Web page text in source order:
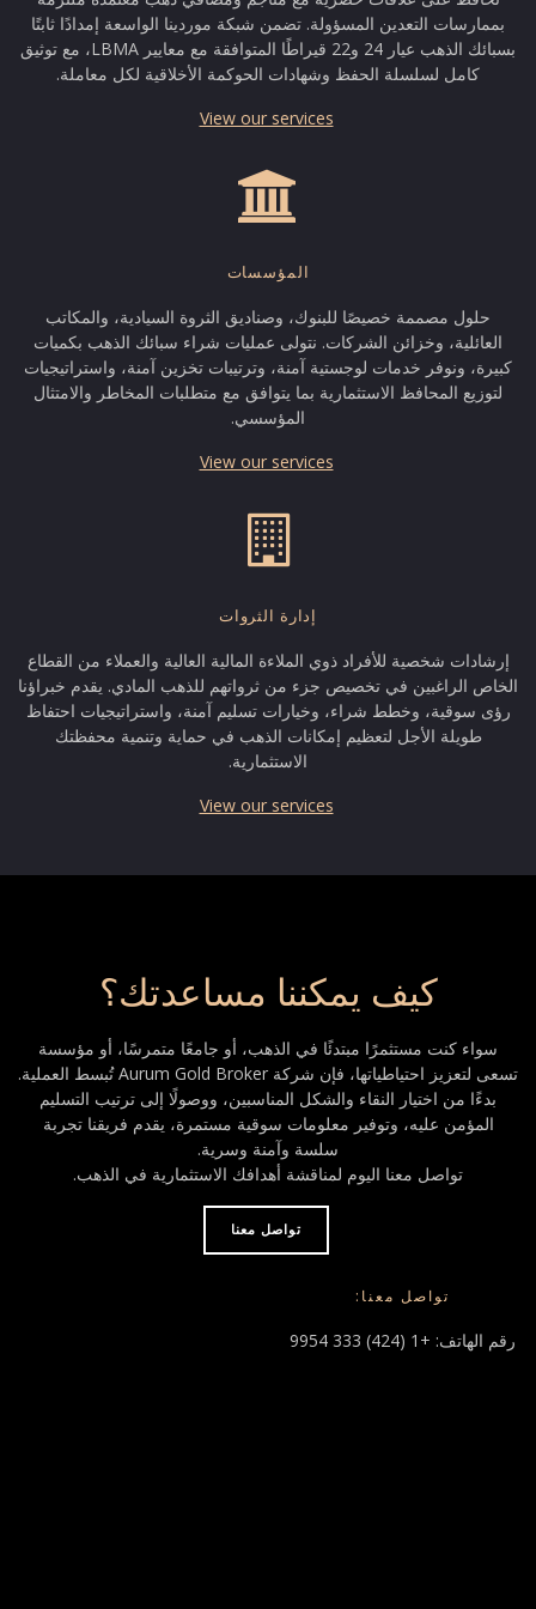
بممارسات التعدين المسؤولة. تضمن شبكة موردينا الواسعة إمدادًا ثابتًا
بسبائك الذهب عيار 24 و22 قيراطًا المتوافقة مع معايير LBMA، مع توثيق
كامل لسلسلة الحفظ وشهادات الحوكمة الأخلاقية لكل معاملة.
View our services
المؤسسات
حلول مصممة خصيصًا للبنوك، وصناديق الثروة السيادية، والمكاتب
العائلية، وخزائن الشركات. نتولى عمليات شراء سبائك الذهب بكميات
كبيرة، ونوفر خدمات لوجستية آمنة، وترتيبات تخزين آمنة، واستراتيجيات
لتوزيع المحافظ الاستثمارية بما يتوافق مع متطلبات المخاطر والامتثال
المؤسسي.
View our services
إدارة الثروات
إرشادات شخصية للأفراد ذوي الملاءة المالية العالية والعملاء من القطاع
الخاص الراغبين في تخصيص جزء من ثرواتهم للذهب المادي. يقدم خبراؤنا
رؤى سوقية، وخطط شراء، وخيارات تسليم آمنة، واستراتيجيات احتفاظ
طويلة الأجل لتعظيم إمكانات الذهب في حماية وتنمية محفظتك
الاستثمارية.
View our services
كيف يمكننا مساعدتك؟
سواء كنت مستثمرًا مبتدئًا في الذهب، أو جامعًا متمرسًا، أو مؤسسة
تسعى لتعزيز احتياطياتها، فإن شركة Aurum Gold Broker تُبسط العملية.
بدءًا من اختيار النقاء والشكل المناسبين، ووصولًا إلى ترتيب التسليم
المؤمن عليه، وتوفير معلومات سوقية مستمرة، يقدم فريقنا تجربة
سلسة وآمنة وسرية.
تواصل معنا اليوم لمناقشة أهدافك الاستثمارية في الذهب.
تواصل معنا
تواصل معنا:
رقم الهاتف: +1 (424) 333 9954